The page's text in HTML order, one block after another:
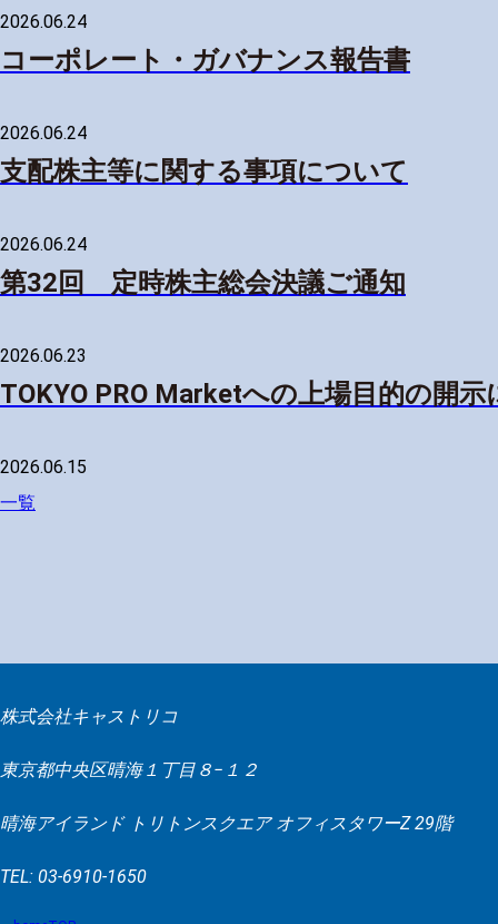
2026.06.24
コーポレート・ガバナンス報告書
2026.06.24
支配株主等に関する事項について
2026.06.24
第32回 定時株主総会決議ご通知
2026.06.23
TOKYO PRO Marketへの上場目的の開示
2026.06.15
一覧
株式会社キャストリコ
東京都中央区晴海１丁目８−１２
晴海アイランド トリトンスクエア オフィスタワーZ 29階
TEL: 03-6910-1650